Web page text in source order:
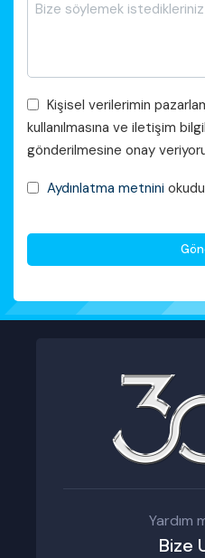
Pazarlama
Faaliyetleri
Onayı
Kişisel verilerimin
kullanılmasına ve iletişim
gönderilmesine onay
KVKKAydınlatma metnini
Yardım
Bize